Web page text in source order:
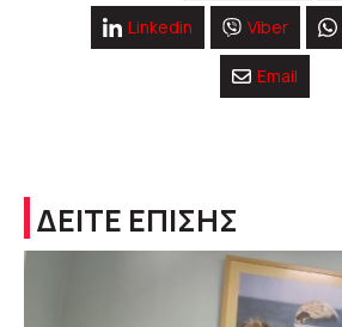
Linkedin Viber
Email
ΔΕΙΤΕ ΕΠΙΣΗΣ